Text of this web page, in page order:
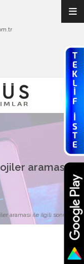
araması
araması ile ilgili sonuçlar